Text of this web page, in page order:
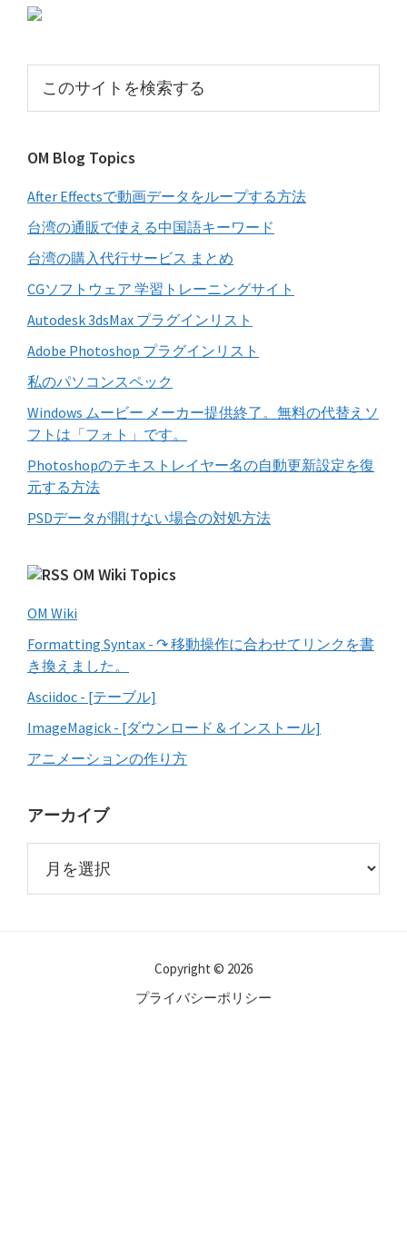
初
サ
イ
バ
ー
ト
検
索
す
る
OM Blog Topics
After Effectsで動画データをループする方法
台湾の通販で使える中国語キーワード
台湾の購入代行サービス まとめ
CGソフトウェア 学習トレーニングサイト
Autodesk 3dsMax プラグインリスト
Adobe Photoshop プラグインリスト
私のパソコンスペック
Windows ムービー メーカー提供終了。無料の代替えソ
フトは「フォト」です。
Photoshopのテキストレイヤー名の自動更新設定を復
元する方法
PSDデータが開けない場合の対処方法
OM Wiki Topics
OM Wiki
Formatting Syntax - ↷ 移動操作に合わせてリンクを書
き換えました。
Asciidoc - [テーブル]
ImageMagick - [ダウンロード & インストール]
アニメーションの作り方
アーカイブ
カ
Copyright © 2026
プライバシーポリシー